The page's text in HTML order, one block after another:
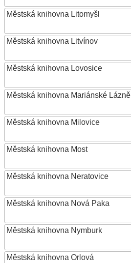
Městská knihovna Litomyšl
Městská knihovna Litvínov
Městská knihovna Lovosice
Městská knihovna Mariánské Lázně
Městská knihovna Milovice
Městská knihovna Most
Městská knihovna Neratovice
Městská knihovna Nová Paka
Městská knihovna Nymburk
Městská knihovna Orlová